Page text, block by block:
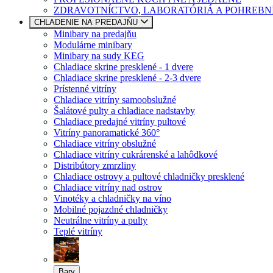
ZDRAVOTNÍCTVO, LABORATÓRIÁ A
CHLADENIE NA PREDAJŇU
Minibary na predajňu
Modulárne minibary
Minibary na sudy KEG
Chladiace skrine presklené - 1 dvere
Chladiace skrine presklené - 2-3 dvere
Prístenné vitríny
Chladiace vitríny samoobslužné
Šalátové pulty a chladiace nadstavby
Chladiace predajné vitríny pultové
Vitríny panoramatické 360°
Chladiace vitríny obslužné
Chladiace vitríny cukrárenské a lahôdkové
Distribútory zmrzliny
Chladiace ostrovy a pultové chladničky presklené
Chladiace vitríny nad ostrov
Vinotéky a chladničky na víno
Mobilné pojazdné chladničky
Neutrálne vitríny a pulty
Teplé vitríny